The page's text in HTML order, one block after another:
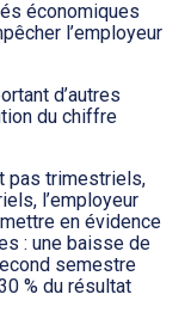
économiques
l’employeur
d’autres
du chiffre
pas trimestriels,
l’employeur
en évidence
: une baisse de
semestre
% du résultat